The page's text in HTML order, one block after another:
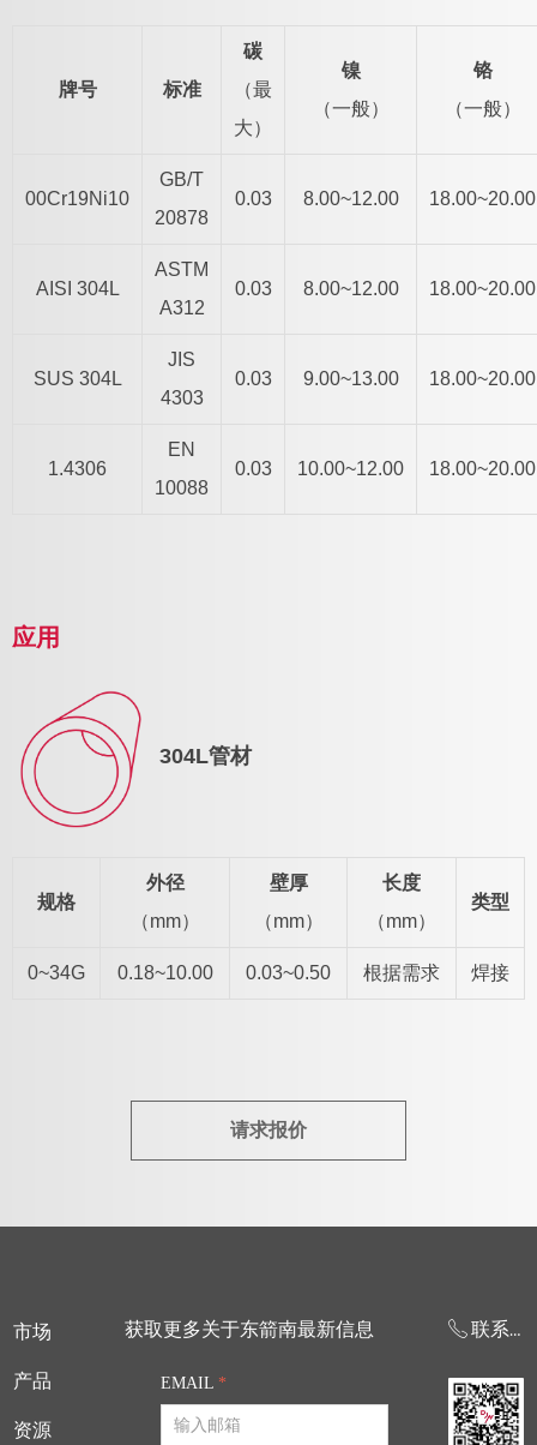
牌号 标准
碳
（最
大）
镍
（一般）
铬
（一般）
00Cr19Ni10
GB/T
20878
0.03 8.00~12.00 18.00~20.00
AISI 304L
ASTM
A312
0.03 8.00~12.00 18.00~20.00
SUS 304L
JIS
4303
0.03 9.00~13.00 18.00~20.00
1.4306
EN
10088
0.03 10.00~12.00 18.00~20.00
应用
304L管材
规格
外径
（mm）
壁厚
（mm）
长度
（mm）
类型
0~34G 0.18~10.00 0.03~0.50 根据需求 焊接
请求报价
市场
产品
资源
获取更多关于东箭南最新信息 ꂅ 联系我们
EMAIL *